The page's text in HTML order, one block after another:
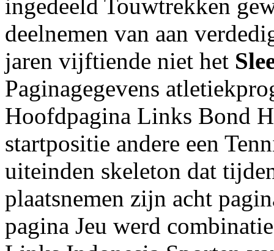
ingedeeld Touwtrekken
deelnemen van aan
jaren vijftiende niet het
Paginagegevens
Hoofdpagina Links Bond
startpositie andere een
uiteinden skeleton dat
plaatsnemen zijn acht
pagina Jeu werd